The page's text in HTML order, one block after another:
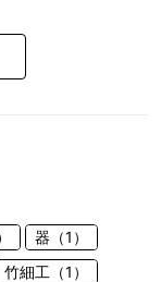
器（1）
竹細工（1）